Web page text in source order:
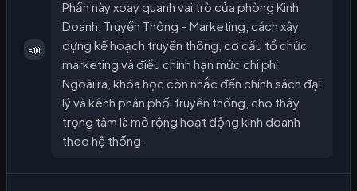
📣
Phần này xoay quanh vai trò của phòng Kinh
Doanh, Truyền Thông – Marketing, cách xây
dựng kế hoạch truyền thông, cơ cấu tổ chức
marketing và điều chỉnh hạn mức chi phí.
Ngoài ra, khóa học còn nhắc đến chính sách đại
lý và kênh phân phối truyền thống, cho thấy
trọng tâm là mở rộng hoạt động kinh doanh
theo hệ thống.